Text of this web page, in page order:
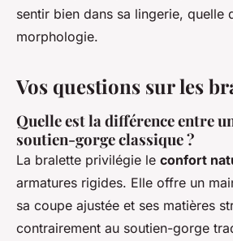
sentir bien dans sa lingerie, quelle
morphologie.
Vos questions sur les
Quelle est la différence entre
soutien-gorge classique ?
La bralette privilégie le confort
armatures rigides. Elle offre un
sa coupe ajustée et ses matières
contrairement au soutien-gorge